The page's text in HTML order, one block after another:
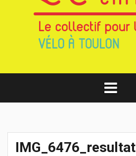
IMG_6476_resultat